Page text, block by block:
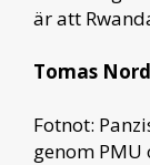
är att
Tomas
Fotnot:
genom PMU